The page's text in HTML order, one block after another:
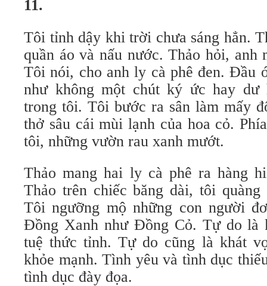
11.
Tôi tỉnh dậy khi trời chưa sáng hẳn.
quần áo và nấu nước. Thảo hỏi, anh
Tôi nói, cho anh ly cà phê đen. Đầu
như không một chút ký ức hay dư
trong tôi. Tôi bước ra sân làm mấy
thở sâu cái mùi lạnh của hoa cỏ.
tôi, những vườn rau xanh mướt.
Thảo mang hai ly cà phê ra hàng
Thảo trên chiếc băng dài, tôi
Tôi ngưỡng mộ những con người
Đồng Xanh như Đồng Cỏ. Tự do là
tuệ thức tỉnh. Tự do cũng là khát
khỏe mạnh. Tình yêu và tình dục
tình dục đày đọa.